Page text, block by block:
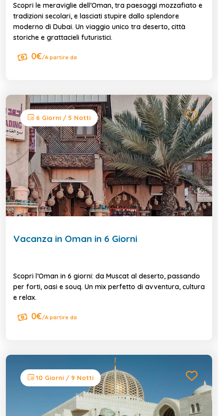
Scopri le meraviglie dell’Oman, tra paesaggi mozzafiato e
tradizioni secolari, e lasciati stupire dallo splendore
moderno di Dubai. Un viaggio unico tra deserto, città
storiche e grattacieli futuristici.
0€/A partire da
6 Giorni / 5 Notti
Vacanza in Oman in 6 Giorni
Scopri l’Oman in 6 giorni: da Muscat al deserto, passando
per forti, oasi e souq. Un mix perfetto di avventura, cultura
e relax.
0€/A partire da
10 Giorni / 9 Notti